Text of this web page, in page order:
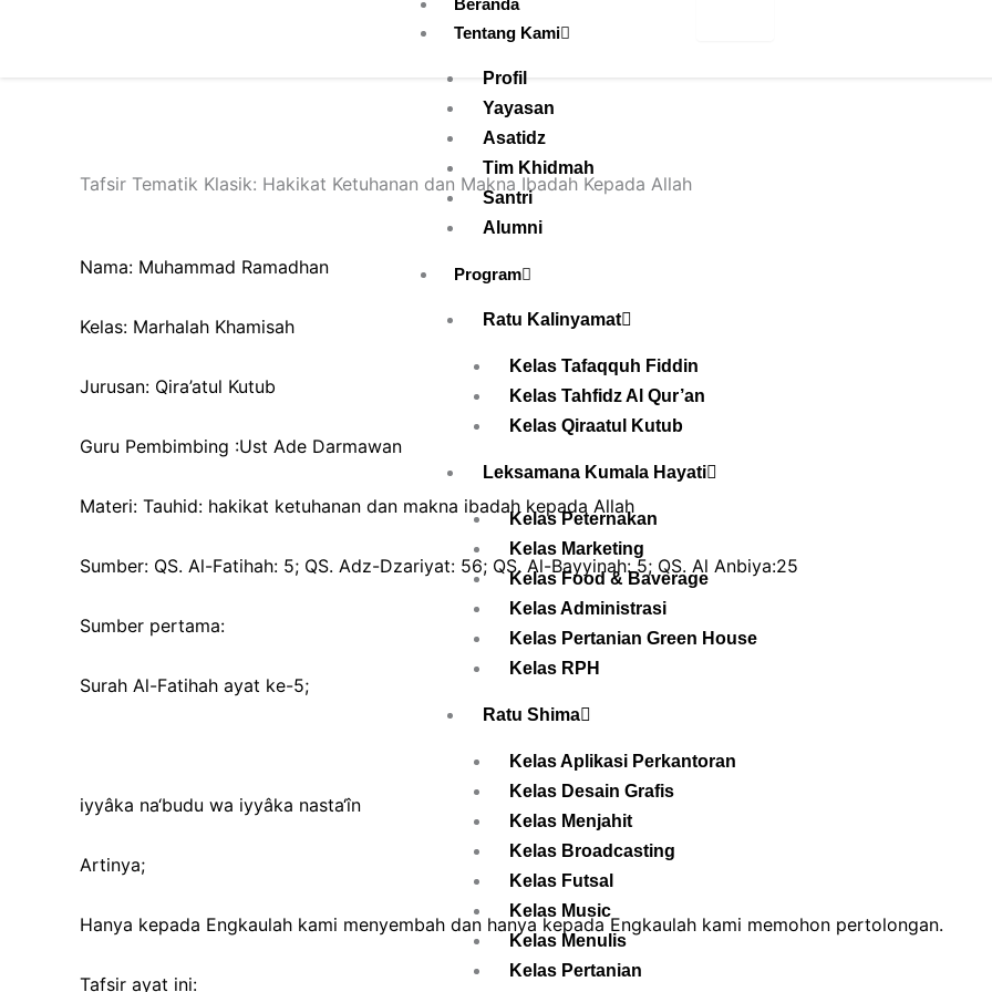
Beranda
Tentang Kami
Profil
Yayasan
Asatidz
Tim Khidmah
Santri
Alumni
Program
Ratu Kalinyamat
Kelas Tafaqquh Fiddin
Kelas Tahfidz Al Qur’an
Kelas Qiraatul Kutub
Leksamana Kumala Hayati
Kelas Peternakan
Kelas Marketing
Kelas Food & Baverage
Kelas Administrasi
Kelas Pertanian Green House
Kelas RPH
Ratu Shima
Kelas Aplikasi Perkantoran
Kelas Desain Grafis
Kelas Menjahit
Kelas Broadcasting
Kelas Futsal
Kelas Music
Kelas Menulis
Kelas Pertanian
Tafsir Tematik Klasik: Hakikat Ketuhanan dan Makna Ibadah Kepada Allah
Nama: Muhammad Ramadhan
Kelas: Marhalah Khamisah
Jurusan: Qira’atul Kutub
Guru Pembimbing :Ust Ade Darmawan
Materi: Tauhid: hakikat ketuhanan dan makna ibadah kepada Allah
Sumber: QS. Al-Fatihah: 5; QS. Adz-Dzariyat: 56; QS. Al-Bayyinah: 5; QS. Al Anbiya:25
Sumber pertama:
Surah Al-Fatihah ayat ke-5;
iyyâka na‘budu wa iyyâka nasta‘în
Artinya;
Hanya kepada Engkaulah kami menyembah dan hanya kepada Engkaulah kami memohon pertolongan.
Tafsir ayat ini: